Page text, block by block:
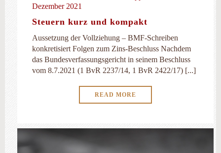
Dezember 2021
Steuern kurz und kompakt
Aussetzung der Vollziehung – BMF-Schreiben
konkretisiert Folgen zum Zins-Beschluss Nachdem
das Bundesverfassungsgericht in seinem Beschluss
vom 8.7.2021 (1 BvR 2237/14, 1 BvR 2422/17) [...]
READ MORE